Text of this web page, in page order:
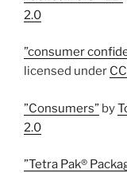
2.0
”consumer
licensed under
”Consumers” by
2.0
”Tetra Pak®